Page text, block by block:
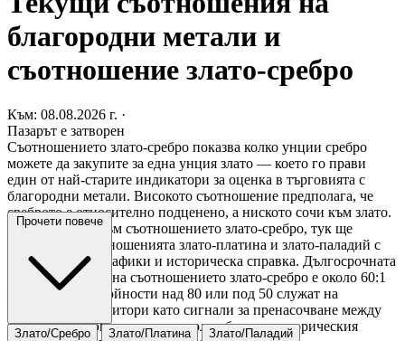
благородни метали и
съотношение злато-сребро
Към: 08.08.2026 г. ·
Пазарът е затворен
Съотношението злато-сребро показва колко унции сребро
можете да закупите за една унция злато — което го прави
един от най-старите индикатори за оценка в търговията с
благородни метали. Високото съотношение предполага, че
среброто е относително подценено, а ниското сочи към злато.
В допълнение към съотношението злато-сребро, тук ще
намерите и съотношенията злато-платина и злато-паладий с
интерактивни графики и историческа справка. Дългосрочната
средна стойност на съотношението злато-сребро е около 60:1
— екстремни стойности над 80 или под 50 служат на
опитните инвеститори като сигнали за пренасочване между
металите. Ръководството по-долу обхваща историческия
Злато/Сребро Злато/Платина Злато/Паладий